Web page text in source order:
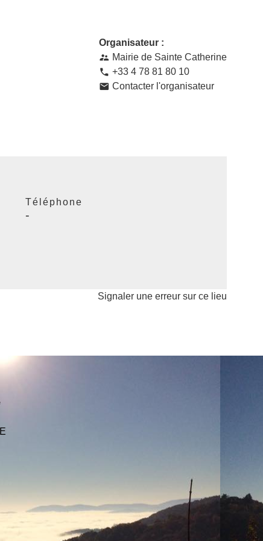
Organisateur :
supervisor_account Mairie de Sainte Catherine
phone +33 4 78 81 80 10
email Contacter l'organisateur
Téléphone
-
Signaler une erreur sur ce lieu